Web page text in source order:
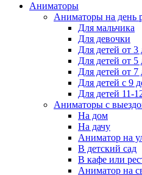
Аниматоры
Аниматоры на день
Для мальчика
Для девочки
Для детей от 3
Для детей от 5
Для детей от 7
Для детей с 9
Для детей 11-
Аниматоры с
На дом
На дачу
Аниматор на
В детский сад
В кафе или
Аниматор на